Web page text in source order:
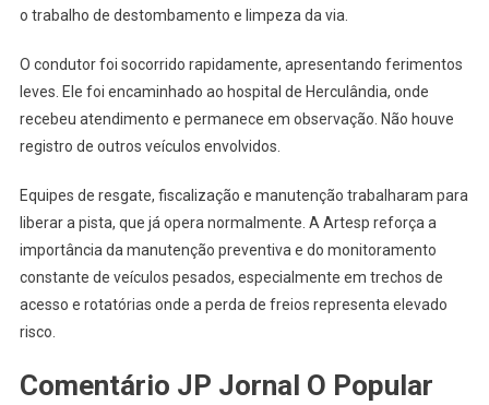
o trabalho de destombamento e limpeza da via.
O condutor foi socorrido rapidamente, apresentando ferimentos
leves. Ele foi encaminhado ao hospital de Herculândia, onde
recebeu atendimento e permanece em observação. Não houve
registro de outros veículos envolvidos.
Equipes de resgate, fiscalização e manutenção trabalharam para
liberar a pista, que já opera normalmente. A Artesp reforça a
importância da manutenção preventiva e do monitoramento
constante de veículos pesados, especialmente em trechos de
acesso e rotatórias onde a perda de freios representa elevado
risco.
Comentário JP Jornal O Popular